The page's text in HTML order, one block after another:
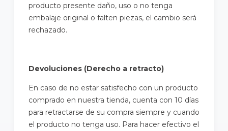
producto presente daño, uso o no tenga
embalaje original o falten piezas, el cambio será
rechazado.
Devoluciones (Derecho a retracto)
En caso de no estar satisfecho con un producto
comprado en nuestra tienda, cuenta con 10 días
para retractarse de su compra siempre y cuando
el producto no tenga uso. Para hacer efectivo el